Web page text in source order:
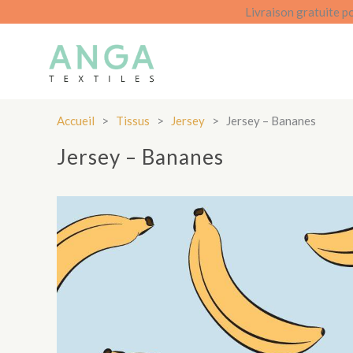
Livraison gratuite
Accueil > Tissus > Jersey > Jersey – Bananes
Jersey – Bananes